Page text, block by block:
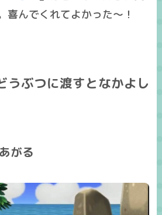
喜んでくれてよかった～！
うぶつに渡すとなかよし
がる